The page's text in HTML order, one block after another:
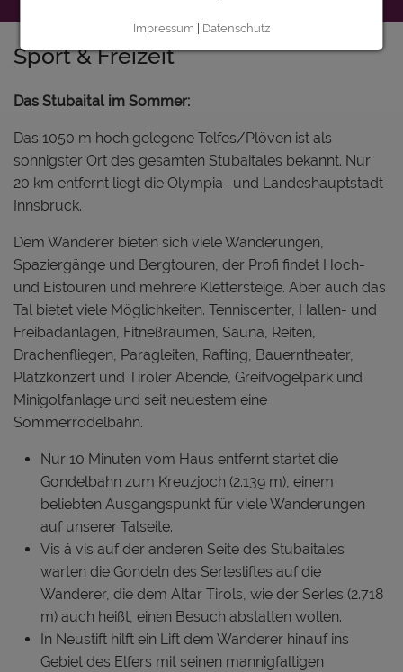
Sport & Freizeit
Das Stubaital im Sommer:
Das 1050 m hoch gelegene Telfes/Plöven ist als
sonnigster Ort des gesamten Stubaitales bekannt. Nur
20 km entfernt liegt die Olympia- und Landeshauptstadt
Innsbruck.
Dem Wanderer bieten sich viele Wanderungen,
Spaziergänge und Bergtouren, der Profi findet Hoch-
und Eistouren und mehrere Klettersteige. Aber auch das
Tal bietet viele Möglichkeiten. Tenniscenter, Hallen- und
Freibadanlagen, Fitneßräumen, Sauna, Reiten,
Drachenfliegen, Paragleiten, Rafting, Bauerntheater,
Platzkonzert und Tiroler Abende, Greifvogelpark und
Minigolfanlage und seit neuestem eine
Sommerrodelbahn.
Nur 10 Minuten vom Haus entfernt startet die
Gondelbahn zum Kreuzjoch (2.139 m), einem
beliebten Ausgangspunkt für viele Wanderungen
auf unserer Talseite.
Vis á vis auf der anderen Seite des Stubaitales
warten die Gondeln des Serlesliftes auf die
Wanderer, die dem Altar Tirols, wie der Serles (2.718
m) auch heißt, einen Besuch abstatten wollen.
In Neustift hilft ein Lift dem Wanderer hinauf ins
Gebiet des Elfers mit seinen mannigfaltigen
Impressum | Datenschutz